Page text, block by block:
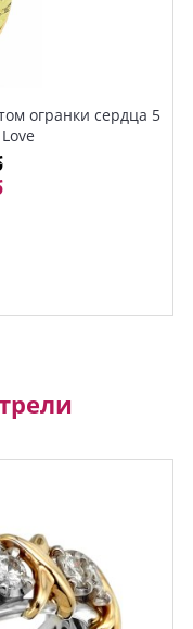
огранки сердца 5